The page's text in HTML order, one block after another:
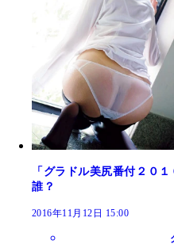
「グラドル美尻番付２０
誰？
2016年11月12日 15:00